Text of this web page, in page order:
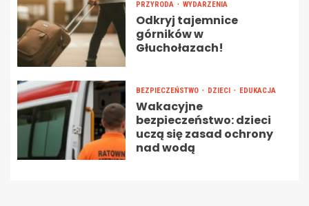
PRZYRODA WYDARZENIA
Odkryj tajemnice
górników w
Głuchołazach!
BEZPIECZEŃSTWO DZIECI EDUKACJA
Wakacyjne
bezpieczeństwo: dzieci
uczą się zasad ochrony
nad wodą